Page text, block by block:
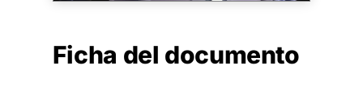
Ficha del documento